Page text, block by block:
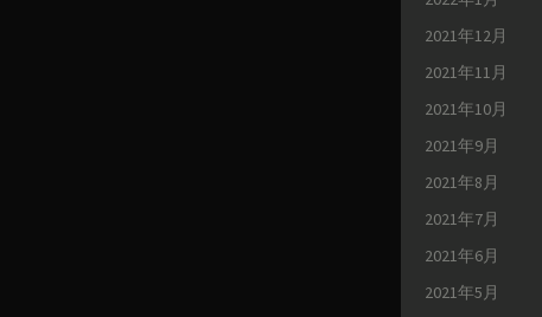
2021年12月
2021年11月
2021年10月
2021年9月
2021年8月
2021年7月
2021年6月
2021年5月